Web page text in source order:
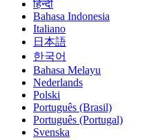
हिन्दी
Bahasa Indonesia
Italiano
日本語
한국어
Bahasa Melayu
Nederlands
Polski
Português (Brasil)
Português (Portugal)
Svenska